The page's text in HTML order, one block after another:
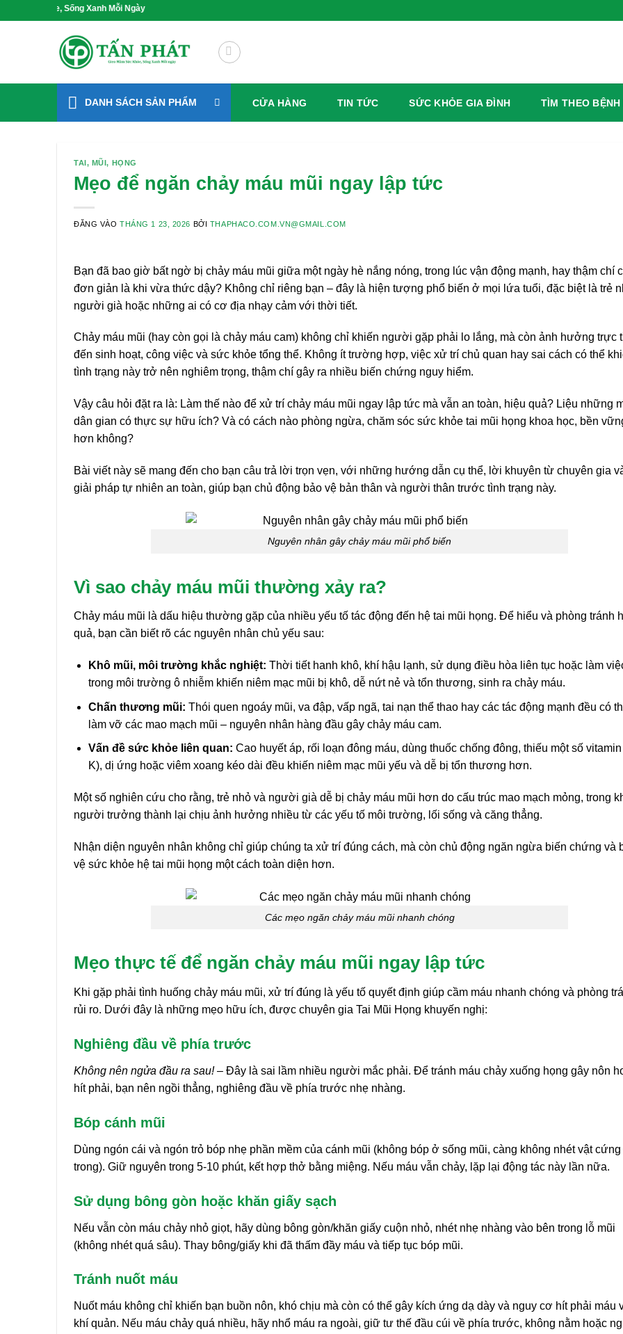
Sống Xanh Mỗi Ngày
DANH SÁCH SẢN PHẨM CỬA HÀNG TIN TỨC SỨC KHỎE GIA ĐÌNH TÌM THEO BỆNH
TAI, MŨI, HỌNG
Mẹo để ngăn chảy máu mũi ngay lập tức
ĐĂNG VÀOTHÁNG 1 23, 2026 BỞI THAPHACO.COM.VN@GMAIL.COM
Bạn đã bao giờ bất ngờ bị chảy máu mũi giữa một ngày hè nắng nóng, trong lúc vận động mạnh, hay thậm chí
đơn giản là khi vừa thức dậy? Không chỉ riêng bạn – đây là hiện tượng phổ biến ở mọi lứa tuổi, đặc biệt là trẻ
người già hoặc những ai có cơ địa nhạy cảm với thời tiết.
Chảy máu mũi (hay còn gọi là chảy máu cam) không chỉ khiến người gặp phải lo lắng, mà còn ảnh hưởng trực
đến sinh hoạt, công việc và sức khỏe tổng thể. Không ít trường hợp, việc xử trí chủ quan hay sai cách có thể
tình trạng này trở nên nghiêm trọng, thậm chí gây ra nhiều biến chứng nguy hiểm.
Vậy câu hỏi đặt ra là: Làm thế nào để xử trí chảy máu mũi ngay lập tức mà vẫn an toàn, hiệu quả? Liệu những
dân gian có thực sự hữu ích? Và có cách nào phòng ngừa, chăm sóc sức khỏe tai mũi họng khoa học, bền
hơn không?
Bài viết này sẽ mang đến cho bạn câu trả lời trọn vẹn, với những hướng dẫn cụ thể, lời khuyên từ chuyên gia
giải pháp tự nhiên an toàn, giúp bạn chủ động bảo vệ bản thân và người thân trước tình trạng này.
Nguyên nhân gây chảy máu mũi phổ biến
Vì sao chảy máu mũi thường xảy ra?
Chảy máu mũi là dấu hiệu thường gặp của nhiều yếu tố tác động đến hệ tai mũi họng. Để hiểu và phòng tránh
quả, bạn cần biết rõ các nguyên nhân chủ yếu sau:
Khô mũi, môi trường khắc nghiệt: Thời tiết hanh khô, khí hậu lạnh, sử dụng điều hòa liên tục hoặc làm
trong môi trường ô nhiễm khiến niêm mạc mũi bị khô, dễ nứt nẻ và tổn thương, sinh ra chảy máu.
Chấn thương mũi: Thói quen ngoáy mũi, va đập, vấp ngã, tai nạn thể thao hay các tác động mạnh đều có
làm vỡ các mao mạch mũi – nguyên nhân hàng đầu gây chảy máu cam.
Vấn đề sức khỏe liên quan: Cao huyết áp, rối loạn đông máu, dùng thuốc chống đông, thiếu một số vitamin
K), dị ứng hoặc viêm xoang kéo dài đều khiến niêm mạc mũi yếu và dễ bị tổn thương hơn.
Một số nghiên cứu cho rằng, trẻ nhỏ và người già dễ bị chảy máu mũi hơn do cấu trúc mao mạch mỏng, trong
người trưởng thành lại chịu ảnh hưởng nhiều từ các yếu tố môi trường, lối sống và căng thẳng.
Nhận diện nguyên nhân không chỉ giúp chúng ta xử trí đúng cách, mà còn chủ động ngăn ngừa biến chứng và
vệ sức khỏe hệ tai mũi họng một cách toàn diện hơn.
Các mẹo ngăn chảy máu mũi nhanh chóng
Mẹo thực tế để ngăn chảy máu mũi ngay lập tức
Khi gặp phải tình huống chảy máu mũi, xử trí đúng là yếu tố quyết định giúp cầm máu nhanh chóng và phòng
rủi ro. Dưới đây là những mẹo hữu ích, được chuyên gia Tai Mũi Họng khuyến nghị:
Nghiêng đầu về phía trước
Không nên ngửa đầu ra sau!– Đây là sai lầm nhiều người mắc phải. Để tránh máu chảy xuống họng gây nôn
hít phải, bạn nên ngồi thẳng, nghiêng đầu về phía trước nhẹ nhàng.
Bóp cánh mũi
Dùng ngón cái và ngón trỏ bóp nhẹ phần mềm của cánh mũi (không bóp ở sống mũi, càng không nhét vật
trong). Giữ nguyên trong 5-10 phút, kết hợp thở bằng miệng. Nếu máu vẫn chảy, lặp lại động tác này lần nữa.
Sử dụng bông gòn hoặc khăn giấy sạch
Nếu vẫn còn máu chảy nhỏ giọt, hãy dùng bông gòn/khăn giấy cuộn nhỏ, nhét nhẹ nhàng vào bên trong lỗ mũi
(không nhét quá sâu). Thay bông/giấy khi đã thấm đầy máu và tiếp tục bóp mũi.
Tránh nuốt máu
Nuốt máu không chỉ khiến bạn buồn nôn, khó chịu mà còn có thể gây kích ứng dạ dày và nguy cơ hít phải máu
khí quản. Nếu máu chảy quá nhiều, hãy nhổ máu ra ngoài, giữ tư thế đầu cúi về phía trước, không nằm hoặc